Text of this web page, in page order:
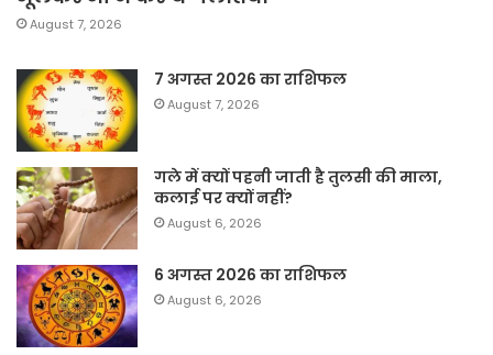
August 7, 2026
7 अगस्त 2026 का राशिफल
August 7, 2026
गले में क्यों पहनी जाती है तुलसी की माला,
कलाई पर क्यों नहीं?
August 6, 2026
6 अगस्त 2026 का राशिफल
August 6, 2026